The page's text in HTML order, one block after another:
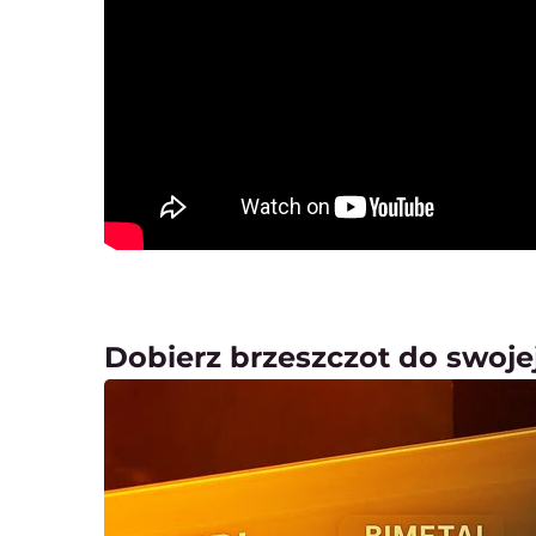
Dobierz brzeszczot do